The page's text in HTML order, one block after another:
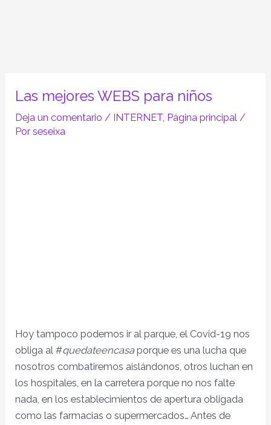
Las mejores WEBS para niños
Deja un comentario / INTERNET, Página principal /
Porseseixa
Hoy tampoco podemos ir al parque, el Covid-19 nos
obliga al #quedateencasaporque es una lucha que
nosotros combatiremos aislándonos, otros luchan en
los hospitales, en la carretera porque no nos falte
nada, en los establecimientos de apertura obligada
como las farmacias o supermercados… Antes de